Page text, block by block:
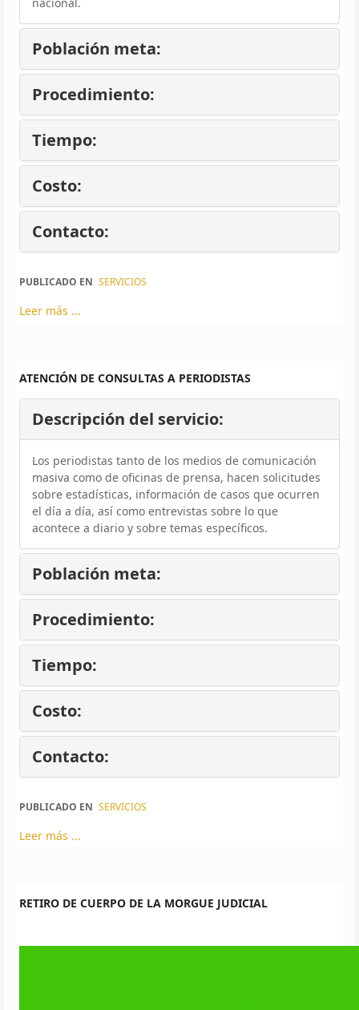
Población meta:
Procedimiento:
Tiempo:
Costo:
Contacto:
PUBLICADO EN SERVICIOS
Leer más ...
ATENCIÓN DE CONSULTAS A PERIODISTAS
Descripción del servicio:
Los periodistas tanto de los medios de comunicación
masiva como de oficinas de prensa, hacen solicitudes
sobre estadísticas, información de casos que ocurren
el día a día, así como entrevistas sobre lo que
acontece a diario y sobre temas específicos.
Población meta:
Procedimiento:
Tiempo:
Costo:
Contacto:
PUBLICADO EN SERVICIOS
Leer más ...
RETIRO DE CUERPO DE LA MORGUE JUDICIAL